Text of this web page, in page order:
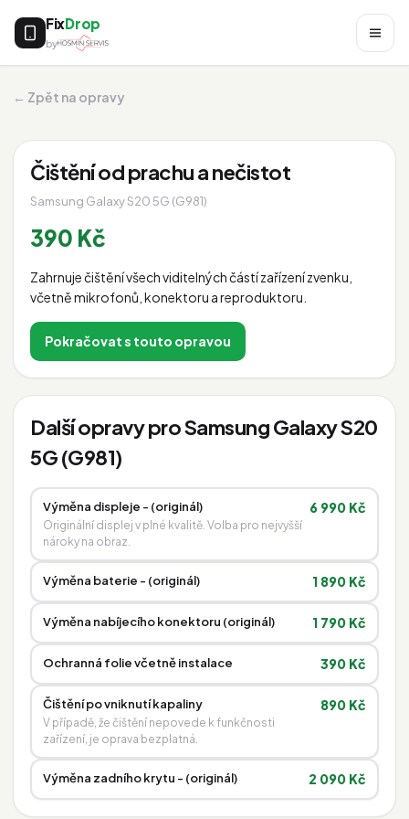
FixDrop
by
← Zpět na opravy
Čištění od prachu a nečistot
Samsung Galaxy S20 5G (G981)
390 Kč
Zahrnuje čištění všech viditelných částí zařízení zvenku,
včetně mikrofonů, konektoru a reproduktoru.
Pokračovat s touto opravou
Další opravy pro Samsung Galaxy S20
5G (G981)
Výměna displeje - (originál)
Originální displej v plné kvalitě. Volba pro nejvyšší
nároky na obraz.
6 990 Kč
Výměna baterie - (originál) 1 890 Kč
Výměna nabíjecího konektoru (originál) 1 790 Kč
Ochranná folie včetně instalace 390 Kč
Čištění po vniknutí kapaliny
V případě, že čištění nepovede k funkčnosti
zařízení, je oprava bezplatná.
890 Kč
Výměna zadního krytu - (originál) 2 090 Kč